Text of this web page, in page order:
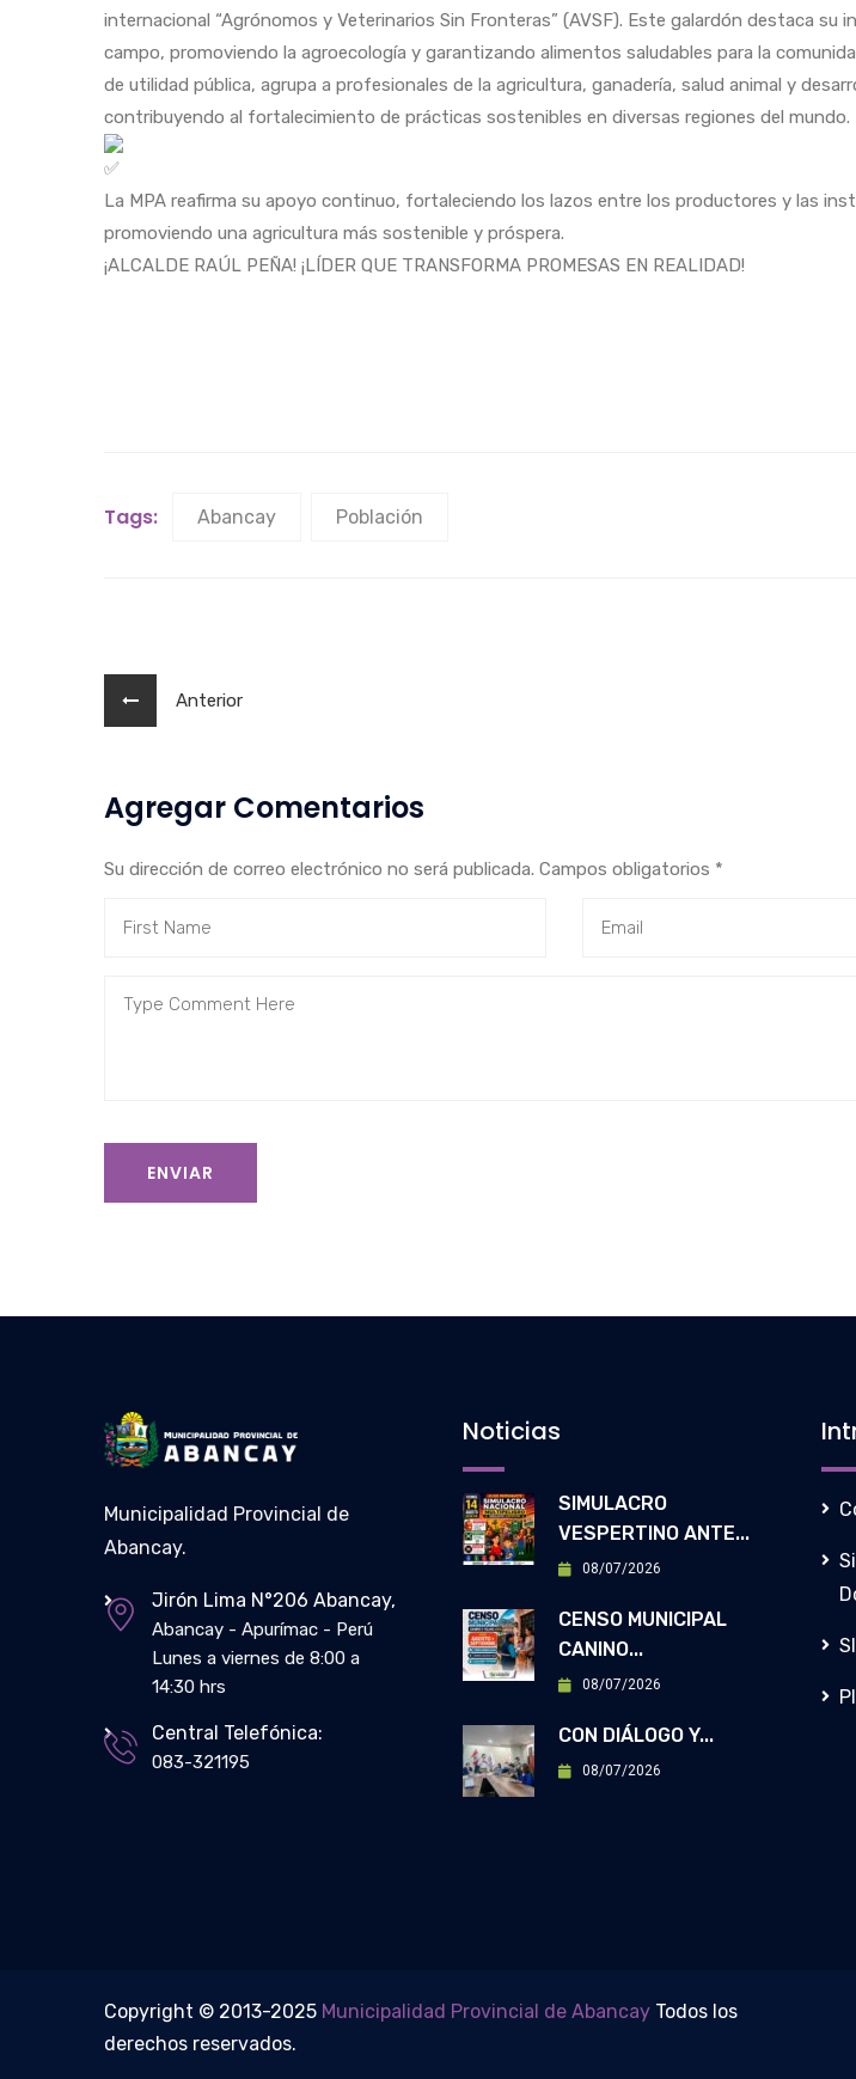
internacional “Agrónomos y Veterinarios Sin Fronteras” (AVSF). Este galardón destaca su
campo, promoviendo la agroecología y garantizando alimentos saludables para la
de utilidad pública, agrupa a profesionales de la agricultura, ganadería, salud animal y
contribuyendo al fortalecimiento de prácticas sostenibles en diversas regiones del mundo.
La MPA reafirma su apoyo continuo, fortaleciendo los lazos entre los productores y las
promoviendo una agricultura más sostenible y próspera.
¡ALCALDE RAÚL PEÑA! ¡LÍDER QUE TRANSFORMA PROMESAS EN REALIDAD!
Tags: Abancay Población
Anterior
Agregar Comentarios
Su dirección de correo electrónico no será publicada. Campos obligatorios *
ENVIAR
Municipalidad Provincial de
Abancay.
Jirón Lima N°206 Abancay,
Abancay - Apurímac - Perú
Lunes a viernes de 8:00 a
14:30 hrs
Central Telefónica:
083-321195
Noticias
SIMULACRO
VESPERTINO ANTE...
08/07/2026
CENSO MUNICIPAL
CANINO...
08/07/2026
CON DIÁLOGO Y...
08/07/2026
Copyright © 2013-2025 Municipalidad Provincial de Abancay Todos los
derechos reservados.